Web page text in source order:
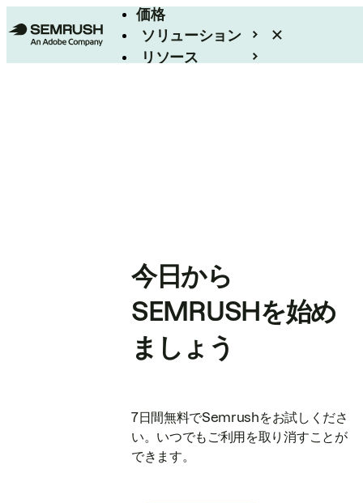
価格
ソリューション
リソース
今日から
SEMRUSHを始め
ましょう
7日間無料でSemrushをお試しくださ
い。いつでもご利用を取り消すことが
できます。